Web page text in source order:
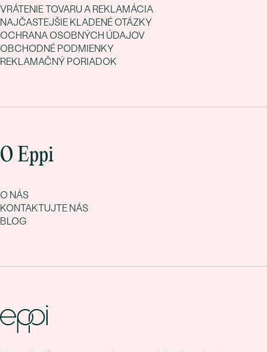
VRÁTENIE TOVARU A REKLAMÁCIA
NAJČASTEJŠIE KLADENÉ OTÁZKY
OCHRANA OSOBNÝCH ÚDAJOV
OBCHODNÉ PODMIENKY
REKLAMAČNÝ PORIADOK
O Eppi
O NÁS
KONTAKTUJTE NÁS
BLOG